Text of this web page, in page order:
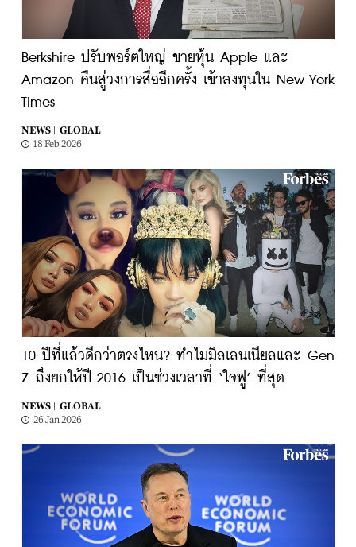
Berkshire ปรับพอร์ตใหญ่ ขายหุ้น Apple และ
Amazon คืนสู่วงการสื่ออีกครั้ง เข้าลงทุนใน New York
Times
NEWS |
GLOBAL
18 Feb 2026
10 ปีที่แล้วดีกว่าตรงไหน? ทำไมมิลเลนเนียลและ Gen
Z ถึงยกให้ปี 2016 เป็นช่วงเวลาที่ ‘ใจฟู’ ที่สุด
NEWS |
GLOBAL
26 Jan 2026